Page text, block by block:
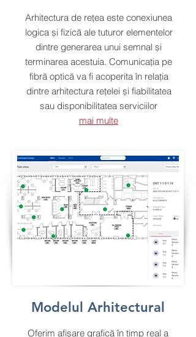
Arhitectura de rețea este conexiunea
logica și fizică ale tuturor elementelor
dintre generarea unui semnal și
terminarea acestuia. Comunicația pe
fibră optică va fi acoperita în relația
dintre arhitectura rețelei și fiabilitatea
sau disponibilitatea serviciilor
mai multe
Modelul Arhitectural
Oferim afișare grafică în timp real a